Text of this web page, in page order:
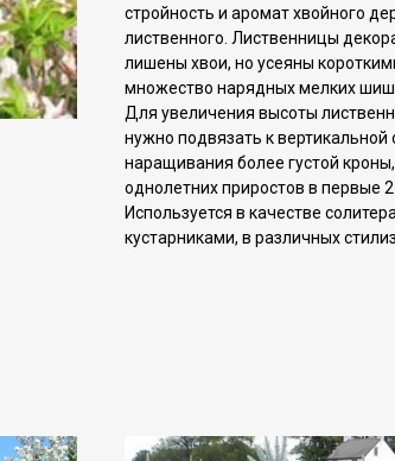
стройность и аромат хвойного
лиственного. Лиственницы
лишены хвои, но усеяны
множество нарядных мелких
Для увеличения высоты
нужно подвязать к
наращивания более густой
однолетних приростов в первые
Используется в качестве
кустарниками, в различных